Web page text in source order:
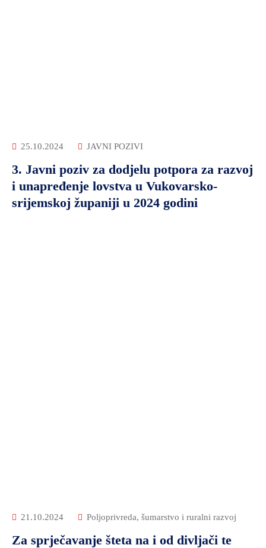
25.10.2024 JAVNI POZIVI
3. Javni poziv za dodjelu potpora za razvoj
i unapređenje lovstva u Vukovarsko-
srijemskoj županiji u 2024 godini
21.10.2024 Poljoprivreda, šumarstvo i ruralni razvoj
Za sprječavanje šteta na i od divljači te